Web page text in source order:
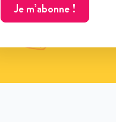
Je m’abonne !